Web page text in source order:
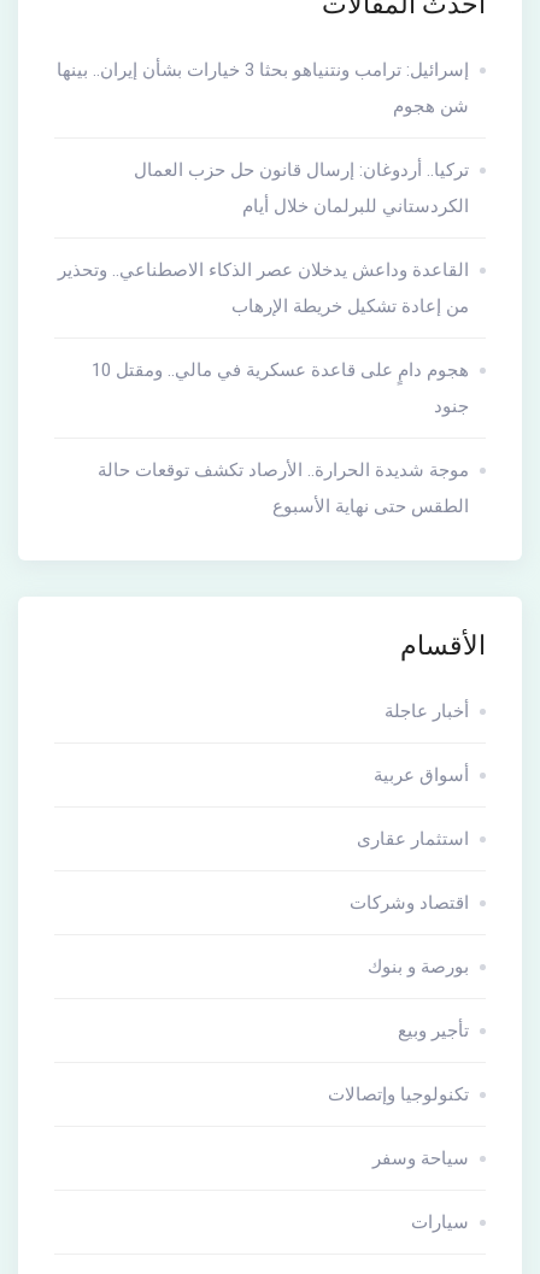
إسرائيل: ترامب ونتنياهو بحثا 3 خيارات بشأن إيران.. بينها
شن هجوم
تركيا.. أردوغان: إرسال قانون حل حزب العمال
الكردستاني للبرلمان خلال أيام
القاعدة وداعش يدخلان عصر الذكاء الاصطناعي.. وتحذير
من إعادة تشكيل خريطة الإرهاب
هجوم دامٍ على قاعدة عسكرية في مالي.. ومقتل 10
جنود
موجة شديدة الحرارة.. الأرصاد تكشف توقعات حالة
الطقس حتى نهاية الأسبوع
الأقسام
أخبار عاجلة
أسواق عربية
استثمار عقارى
اقتصاد وشركات
بورصة و بنوك
تأجير وبيع
تكنولوجيا وإتصالات
سياحة وسفر
سيارات